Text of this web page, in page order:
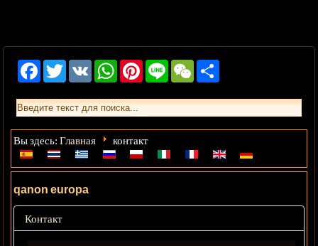
FacebookTwitterVK WhatsAppPinterest
Line WeChat
Вы здесь:Главная контакт
qanon europa
Контакт